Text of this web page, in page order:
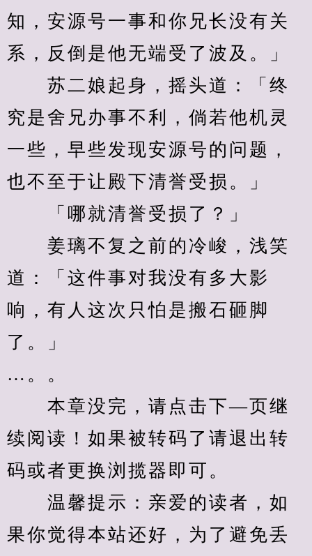
知，安源号一事和你兄长没有关
系，反倒是他无端受了波及。」
苏二娘起身，摇头道：「终
究是舍兄办事不利，倘若他机灵
一些，早些发现安源号的问题，
也不至于让殿下清誉受损。」
「哪就清誉受损了？」
姜璃不复之前的冷峻，浅笑
道：「这件事对我没有多大影
响，有人这次只怕是搬石砸脚
了。」
…。。
本章没完，请点击下—页继
续阅读！如果被转码了请退出转
码或者更换浏揽器即可。
温馨提示：亲爱的读者，如
果你觉得本站还好，为了避免丢